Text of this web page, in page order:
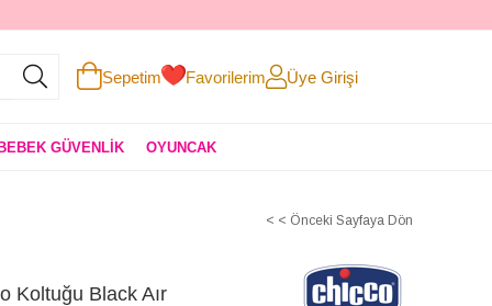
Sepetim Favorilerim Üye Girişi
GÜVENLİK OYUNCAK
< < Önceki Sayfaya Dön
Koltuğu Black Aır